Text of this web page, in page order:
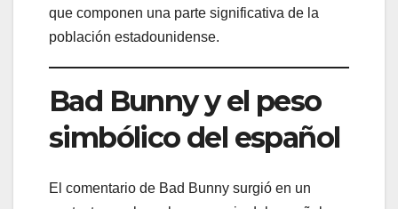
que componen una parte significativa de la
población estadounidense.
Bad Bunny y el peso
simbólico del español
El comentario de Bad Bunny surgió en un